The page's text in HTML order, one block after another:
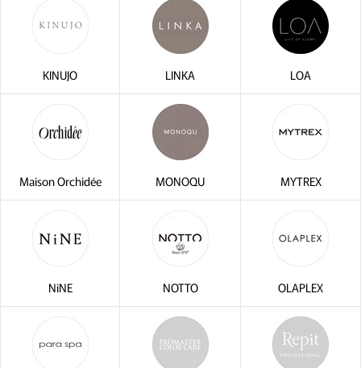
KINUJO LINKA LOA
Maison Orchidée MONOQU MYTREX
NiNE NOTTO OLAPLEX